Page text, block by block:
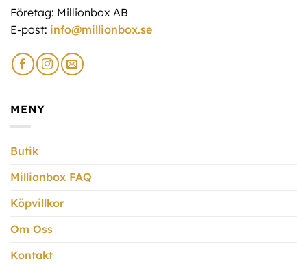
Företag: Millionbox AB
E-post: info@millionbox.se
MENY
Butik
Millionbox FAQ
Köpvillkor
Om Oss
Kontakt